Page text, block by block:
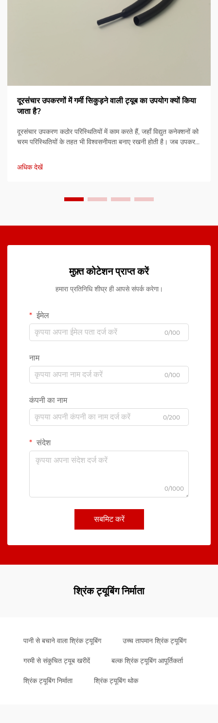
दूरसंचार उपकरणों में गर्मी सिकुड़ने वाली ट्यूब का उपयोग क्यों किया
जाता है?
दूरसंचार उपकरण कठोर परिस्थितियों में काम करते हैं, जहाँ विद्युत कनेक्शनों को
चरम परिस्थितियों के तहत भी विश्वसनीयता बनाए रखनी होती है। जब उपकरण
अधिक देखें
मुफ़्त कोटेशन प्राप्त करें
हमारा प्रतिनिधि शीघ्र ही आपसे संपर्क करेगा।
ईमेल
0/100
नाम
0/100
कंपनी का नाम
0/200
संदेश
0/1000
सबमिट करें
श्रिंक ट्यूबिंग निर्माता
पानी से बचाने वाला श्रिंक ट्यूबिंग उच्च तापमान श्रिंक ट्यूबिंग
गरमी से संकुचित ट्यूब खरीदें बल्क श्रिंक ट्यूबिंग आपूर्तिकर्ता
श्रिंक ट्यूबिंग निर्माता श्रिंक ट्यूबिंग थोक